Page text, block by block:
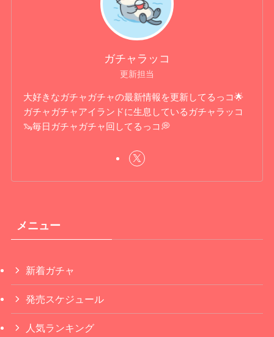
ガチャラッコ
更新担当
大好きなガチャガチャの最新情報を更新してるっコ🌟
ガチャガチャアイランドに生息しているガチャラッコ
🦦毎日ガチャガチャ回してるっコ💭
メニュー
新着ガチャ
発売スケジュール
人気ランキング